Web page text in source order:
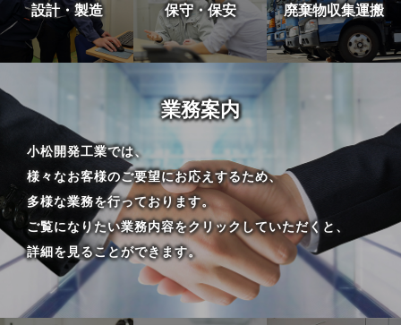
設計・製造
保守・保安
廃棄物収集運搬
業務案内
小松開発工業では、
様々なお客様のご要望にお応えするため、
多様な業務を行っております。
ご覧になりたい業務内容をクリックしていただくと、
詳細を見ることができます。